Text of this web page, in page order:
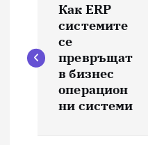
в
Как ERP
системите
се
превръщат
в бизнес
операцион
ни системи